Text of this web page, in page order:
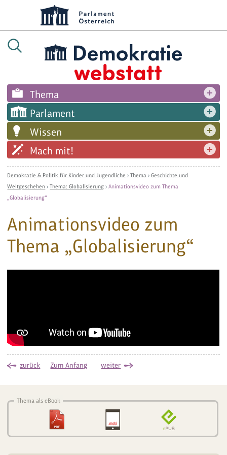
Thema
Parlament
Wissen
Mach mit!
Demokratie & Politik für Kinder und Jugendliche ›Thema ›Geschichte und
Weltgeschehen ›Thema: Globalisierung ›Animationsvideo zum Thema
„Globalisierung“
Animationsvideo zum
Thema „Globalisierung“
zurück Zum Anfang weiter
Thema als eBook